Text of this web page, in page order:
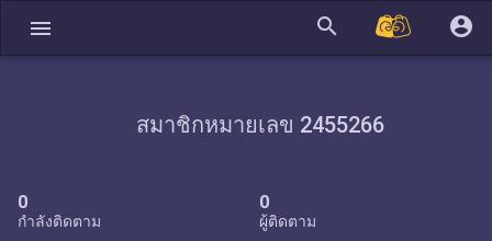
menu search account_circle
สมาชิกหมายเลข 2455266
0
กำลังติดตาม
0
ผู้ติดตาม